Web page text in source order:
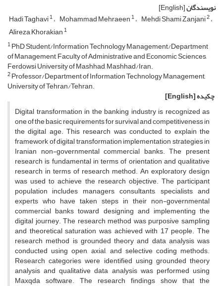
نویسندگان[English]
Hadi Taghavi1 Mohammad Mehraeen1 Mehdi Shami Zanjani2
Alireza Khorakian1
1PhD Student/Information Technology Management/Department
of Management, Faculty of Administrative and Economic Sciences,
Ferdowsi University of Mashhad, Mashhad/Iran.
2Professor/Department of Information Technology Management,
University of Tehran/Tehran.
چکیده[English]
Digital transformation in the banking industry is recognized as
one of the basic requirements for survival and competitiveness in
the digital age. This research was conducted to explain the
framework of digital transformation implementation strategies in
Iranian non-governmental commercial banks. The present
research is fundamental in terms of orientation and qualitative
research in terms of research method. An exploratory design
was used to achieve the research objective. The participant
population includes managers, consultants, specialists, and
experts who have taken steps in their non-governmental
commercial banks toward designing and implementing the
digital journey. The research method was purposive sampling
and theoretical saturation was achieved with 17 people. The
research method is grounded theory and data analysis was
conducted using open, axial, and selective coding methods.
Research categories were identified using grounded theory
analysis and qualitative data analysis was performed using
Maxqda software. The research findings show that the